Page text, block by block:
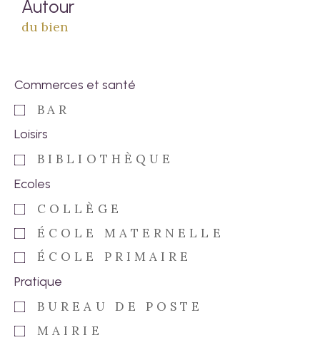
Autour
du bien
Commerces et santé
BAR
Loisirs
BIBLIOTHÈQUE
Ecoles
COLLÈGE
ÉCOLE MATERNELLE
ÉCOLE PRIMAIRE
Pratique
BUREAU DE POSTE
MAIRIE